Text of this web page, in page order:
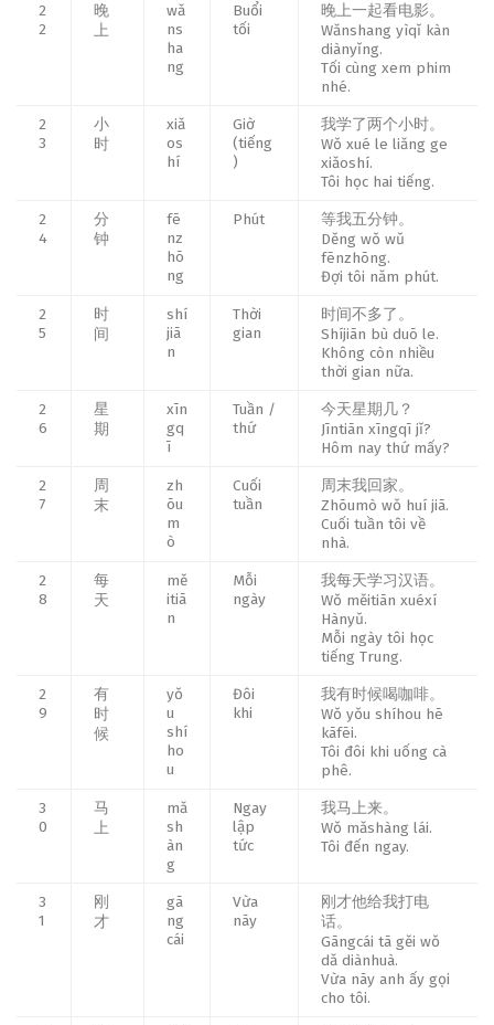
2
2
晚
上
wǎ
ns
ha
ng
Buổi
tối
晚上一起看电影。
Wǎnshang yìqǐ kàn
diànyǐng.
Tối cùng xem phim
nhé.
2
3
小
时
xiǎ
os
hí
Giờ
(tiếng
)
我学了两个小时。
Wǒ xué le liǎng ge
xiǎoshí.
Tôi học hai tiếng.
2
4
分
钟
fē
nz
hō
ng
Phút
等我五分钟。
Děng wǒ wǔ
fēnzhōng.
Đợi tôi năm phút.
2
5
时
间
shí
jiā
n
Thời
gian
时间不多了。
Shíjiān bù duō le.
Không còn nhiều
thời gian nữa.
2
6
星
期
xīn
gq
ī
Tuần /
thứ
今天星期几？
Jīntiān xīngqī jǐ?
Hôm nay thứ mấy?
2
7
周
末
zh
ōu
m
ò
Cuối
tuần
周末我回家。
Zhōumò wǒ huí jiā.
Cuối tuần tôi về
nhà.
2
8
每
天
mě
itiā
n
Mỗi
ngày
我每天学习汉语。
Wǒ měitiān xuéxí
Hànyǔ.
Mỗi ngày tôi học
tiếng Trung.
2
9
有
时
候
yǒ
u
shí
ho
u
Đôi
khi
我有时候喝咖啡。
Wǒ yǒu shíhou hē
kāfēi.
Tôi đôi khi uống cà
phê.
3
0
马
上
mǎ
sh
àn
g
Ngay
lập
tức
我马上来。
Wǒ mǎshàng lái.
Tôi đến ngay.
3
1
刚
才
gā
ng
cái
Vừa
nãy
刚才他给我打电
话。
Gāngcái tā gěi wǒ
dǎ diànhuà.
Vừa nãy anh ấy gọi
cho tôi.